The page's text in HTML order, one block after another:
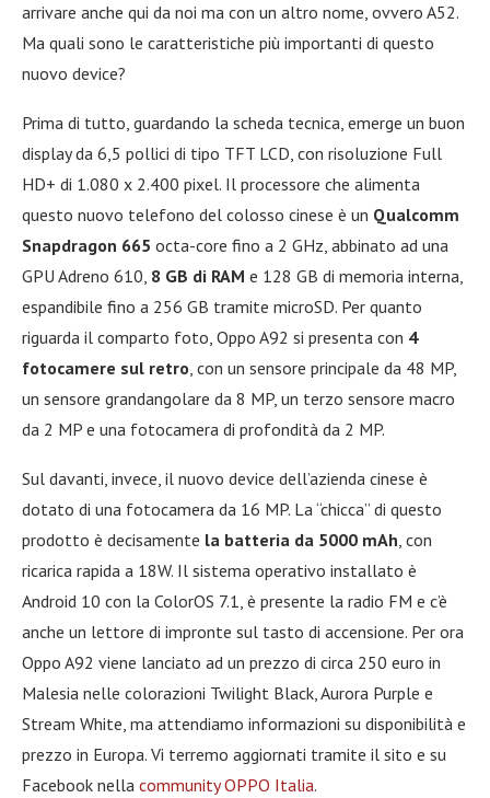
arrivare anche qui da noi ma con un altro nome, ovvero A52.
Ma quali sono le caratteristiche più importanti di questo
nuovo device?
Prima di tutto, guardando la scheda tecnica, emerge un buon
display da 6,5 pollici di tipo TFT LCD, con risoluzione Full
HD+ di 1.080 x 2.400 pixel. Il processore che alimenta
questo nuovo telefono del colosso cinese è un Qualcomm
Snapdragon 665 octa-core fino a 2 GHz, abbinato ad una
GPU Adreno 610, 8 GB di RAM e 128 GB di memoria interna,
espandibile fino a 256 GB tramite microSD. Per quanto
riguarda il comparto foto, Oppo A92 si presenta con 4
fotocamere sul retro, con un sensore principale da 48 MP,
un sensore grandangolare da 8 MP, un terzo sensore macro
da 2 MP e una fotocamera di profondità da 2 MP.
Sul davanti, invece, il nuovo device dell’azienda cinese è
dotato di una fotocamera da 16 MP. La “chicca” di questo
prodotto è decisamente la batteria da 5000 mAh, con
ricarica rapida a 18W. Il sistema operativo installato è
Android 10 con la ColorOS 7.1, è presente la radio FM e c’è
anche un lettore di impronte sul tasto di accensione. Per ora
Oppo A92 viene lanciato ad un prezzo di circa 250 euro in
Malesia nelle colorazioni Twilight Black, Aurora Purple e
Stream White, ma attendiamo informazioni su disponibilità e
prezzo in Europa. Vi terremo aggiornati tramite il sito e su
Facebook nella community OPPO Italia.